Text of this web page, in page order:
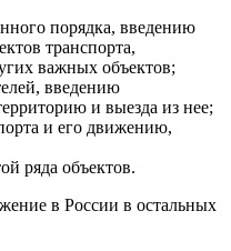
порядка, введению
транспорта,
важных объектов;
введению
и выезда из нее;
и его движению,
ряда объектов.
в России в остальных